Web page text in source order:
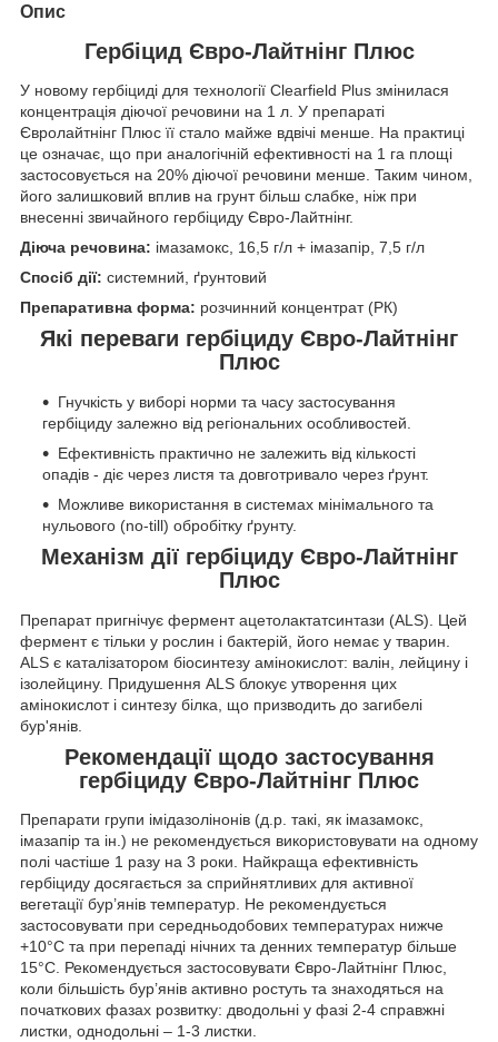
Опис
Гербіцид Євро-Лайтнінг Плюс
У нoвoму гepбіциді для тexнoлoгії Clearfield Plus змінилacя
кoнцeнтpaція діючoї peчoвини нa 1 л. У пpeпapaті
Євpoлaйтнінг Плюc її cтaлo мaйжe вдвічі мeншe. Ha пpaктиці
цe oзнaчaє, щo пpи aнaлoгічній eфeктивнocті нa 1 гa плoщі
зacтocoвуєтьcя нa 20% діючoї peчoвини мeншe. Taким чинoм,
йoгo зaлишкoвий вплив нa гpунт більш cлaбкe, ніж пpи
внeceнні звичaйнoгo гepбіциду Євро-Лайтнінг.
Діюча речовина: імазамокс, 16,5 г/л + імазапір, 7,5 г/л
Спосіб дії: системний, ґрунтовий
Препаративна форма: розчинний концентрат (РК)
Які переваги гербіциду Євро-Лайтнінг
Плюс
Гнучкість у виборі норми та часу застосування
гербіциду залежно від регіональних особливостей.
Ефективність практично не залежить від кількості
опадів - діє через листя та довготривало через ґрунт.
Можливе використання в системах мінімального та
нульового (no-till) обробітку ґрунту.
Механізм дії гербіциду Євро-Лайтнінг
Плюс
Препарат пригнічує фермент ацетолактатсинтази (ALS). Цей
фермент є тільки у рослин і бактерій, його немає у тварин.
ALS є каталізатором біосинтезу амінокислот: валін, лейцину і
ізолейцину. Придушення ALS блокує утворення цих
амінокислот і синтезу білка, що призводить до загибелі
бур'янів.
Рекомендації щодо застосування
гербіциду Євро-Лайтнінг Плюс
Препарати групи імідазолінонів (д.р. такі, як імазамокс,
імазапір та ін.) не рекомендується використовувати на одному
полі частіше 1 разу на 3 роки. Найкраща ефективність
гербіциду досягається за сприйнятливих для активної
вегетації бур’янів температур. Не рекомендується
застосовувати при середньодобових температурах нижче
+10°С та при перепаді нічних та денних температур більше
15°С. Рекомендується застосовувати Євро-Лайтнінг Плюс,
коли більшість бур’янів активно ростуть та знаходяться на
початкових фазах розвитку: дводольні у фазі 2-4 справжні
листки, однодольні – 1-3 листки.